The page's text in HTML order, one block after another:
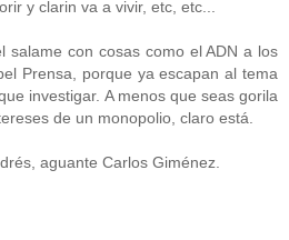
y clarin va a vivir, etc, etc...
salame con cosas como el ADN a los
Prensa, porque ya escapan al tema
investigar. A menos que seas gorila
de un monopolio, claro está.
aguante Carlos Giménez.